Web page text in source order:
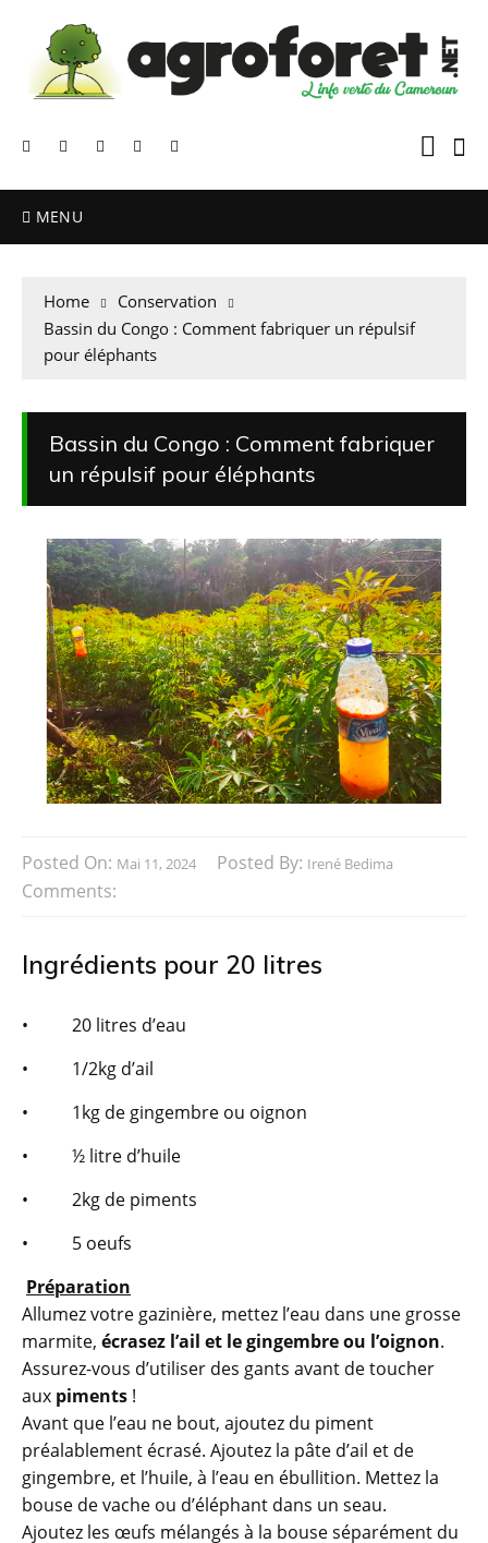
MENU
Home
Conservation
Bassin du Congo : Comment fabriquer un répulsif
pour éléphants
Bassin du Congo : Comment fabriquer
un répulsif pour éléphants
Posted On: Mai 11, 2024 Posted By: Irené Bedima
Comments:
Ingrédients pour 20 litres
• 20 litres d’eau
• 1/2kg d’ail
• 1kg de gingembre ou oignon
• ½ litre d’huile
• 2kg de piments
• 5 oeufs
Préparation
Allumez votre gazinière, mettez l’eau dans une grosse
marmite, écrasez l’ail et le gingembre ou l’oignon.
Assurez-vous d’utiliser des gants avant de toucher
aux piments !
Avant que l’eau ne bout, ajoutez du piment
préalablement écrasé. Ajoutez la pâte d’ail et de
gingembre, et l’huile, à l’eau en ébullition. Mettez la
bouse de vache ou d’éléphant dans un seau.
Ajoutez les œufs mélangés à la bouse séparément du